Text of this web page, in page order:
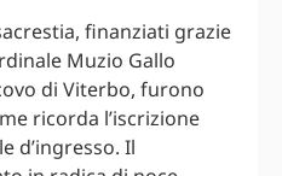
finanziati grazie
Muzio Gallo
di Viterbo, furono
ricorda l’iscrizione
d’ingresso. Il